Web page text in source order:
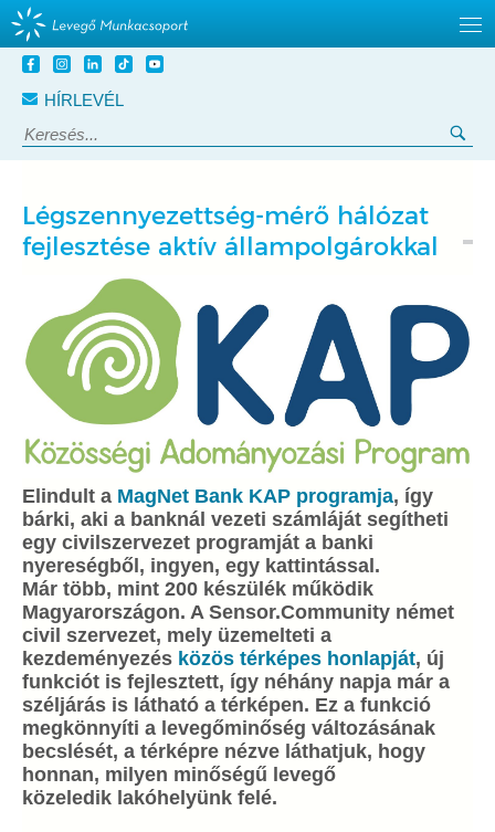
Tovább
tartalomra
HÍRLEVÉL
Keresés:
Légszennyezettség-mérő hálózat
fejlesztése aktív állampolgárokkal
Elindult a MagNet Bank KAP programja, így
bárki, aki a banknál vezeti számláját segítheti
egy civilszervezet programját a banki
nyereségből, ingyen, egy kattintással.
Már több, mint 200 készülék működik
Magyarországon. A Sensor.Community német
civil szervezet, mely üzemelteti a
kezdeményezés közös térképes honlapját, új
funkciót is fejlesztett, így néhány napja már a
széljárás is látható a térképen. Ez a funkció
megkönnyíti a levegőminőség változásának
becslését, a térképre nézve láthatjuk, hogy
honnan, milyen minőségű levegő
közeledik lakóhelyünk felé.